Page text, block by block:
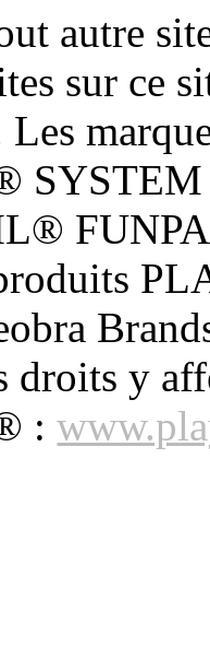
autre
sur ce
Les
droits y
: